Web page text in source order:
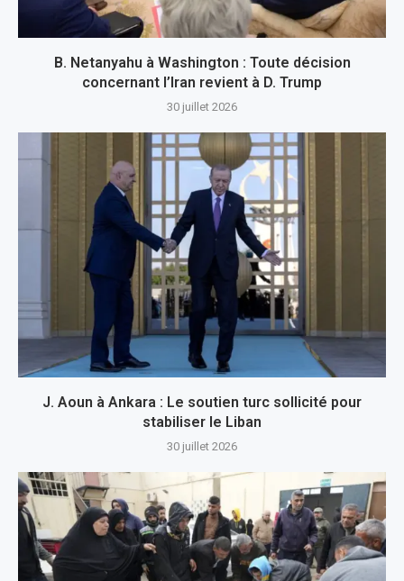
B. Netanyahu à Washington : Toute décision
concernant l’Iran revient à D. Trump
30 juillet 2026
J. Aoun à Ankara : Le soutien turc sollicité pour
stabiliser le Liban
30 juillet 2026